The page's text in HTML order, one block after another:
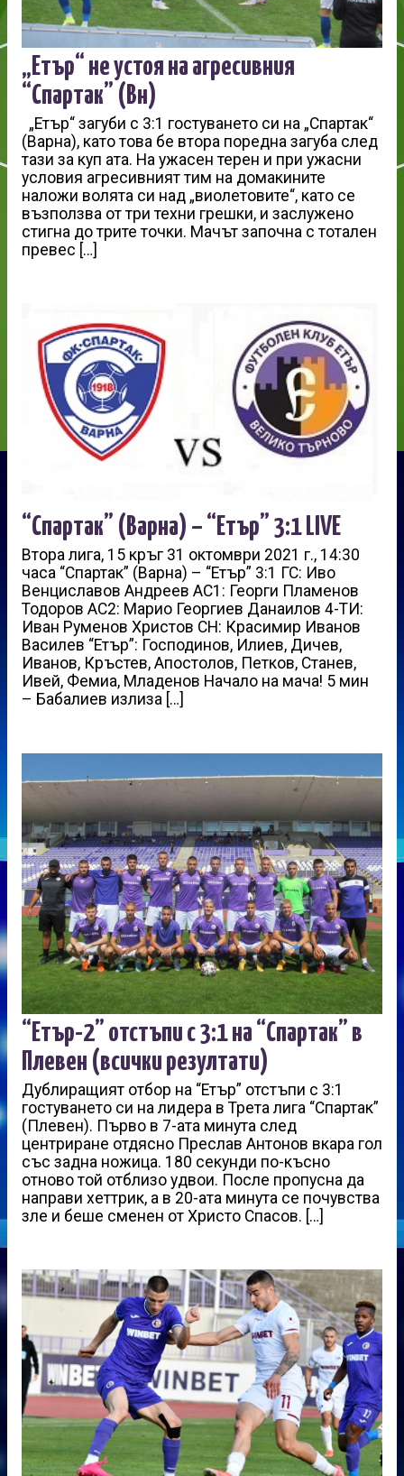
„Етър“ не устоя на агресивния
“Спартак” (Вн)
„Етър“ загуби с 3:1 гостуването си на „Спартак“
(Варна), като това бе втора поредна загуба след
тази за куп ата. На ужасен терен и при ужасни
условия агресивният тим на домакините
наложи волята си над „виолетовите“, като се
възползва от три техни грешки, и заслужено
стигна до трите точки. Мачът започна с тотален
превес […]
“Спартак” (Варна) – “Етър” 3:1 LIVE
Втора лига, 15 кръг 31 октомври 2021 г., 14:30
часа “Спартак” (Варна) – “Етър” 3:1 ГС: Иво
Венциславов Андреев АС1: Георги Пламенов
Тодоров АС2: Марио Георгиев Данаилов 4-ТИ:
Иван Руменов Христов СН: Красимир Иванов
Василев “Етър”: Господинов, Илиев, Дичев,
Иванов, Кръстев, Апостолов, Петков, Станев,
Ивей, Фемиа, Младенов Начало на мача! 5 мин
– Бабалиев излиза […]
“Етър-2” отстъпи с 3:1 на “Спартак” в
Плевен (всички резултати)
Дублиращият отбор на “Етър” отстъпи с 3:1
гостуването си на лидера в Трета лига “Спартак”
(Плевен). Първо в 7-ата минута след
центриране отдясно Преслав Антонов вкара гол
със задна ножица. 180 секунди по-късно
отново той отблизо удвои. После пропусна да
направи хеттрик, а в 20-ата минута се почувства
зле и беше сменен от Христо Спасов. […]